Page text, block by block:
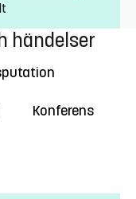
händelser
Konferens